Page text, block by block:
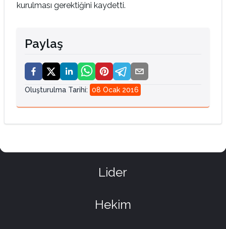
kurulması gerektiğini kaydetti.
Paylaş
Oluşturulma Tarihi: 08 Ocak 2016
Lider
Hekim